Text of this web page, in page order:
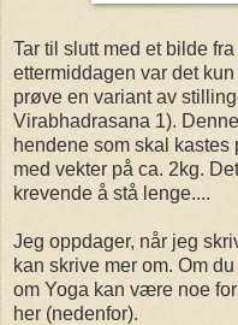
Tar til slutt med et bilde
ettermiddagen var det
prøve en variant av
Virabhadrasana 1).
hendene som skal
med vekter på ca. 2kg.
krevende å stå lenge....
Jeg oppdager, når jeg
kan skrive mer om. Om
om Yoga kan være noe
her (nedenfor).